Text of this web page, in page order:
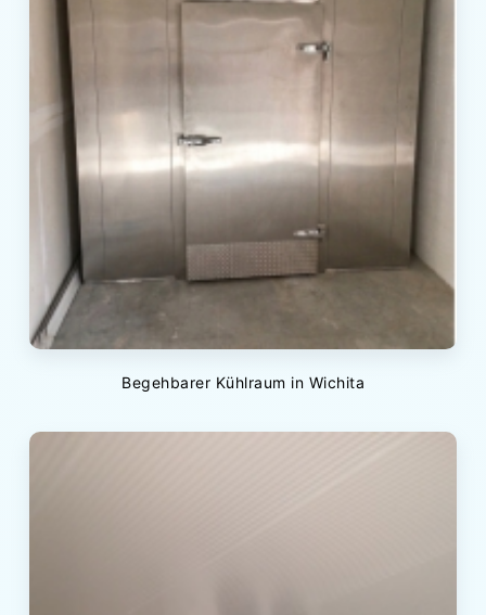
Begehbarer Kühlraum in Wichita